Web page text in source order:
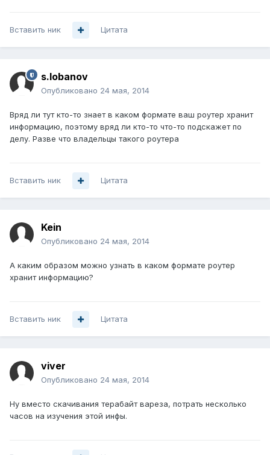
Вставить ник Цитата
s.lobanov
Опубликовано 24 мая, 2014
Вряд ли тут кто-то знает в каком формате ваш роутер хранит
информацию, поэтому вряд ли кто-то что-то подскажет по
делу. Разве что владельцы такого роутера
Вставить ник Цитата
Kein
Опубликовано 24 мая, 2014
А каким образом можно узнать в каком формате роутер
хранит информацию?
Вставить ник Цитата
viver
Опубликовано 24 мая, 2014
Ну вместо скачивания терабайт вареза, потрать несколько
часов на изучения этой инфы.